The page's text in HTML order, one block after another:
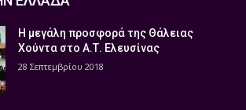
Η μεγάλη προσφορά της Θάλειας
Χούντα στο Α.Τ. Ελευσίνας
28 Σεπτεμβρίου 2018